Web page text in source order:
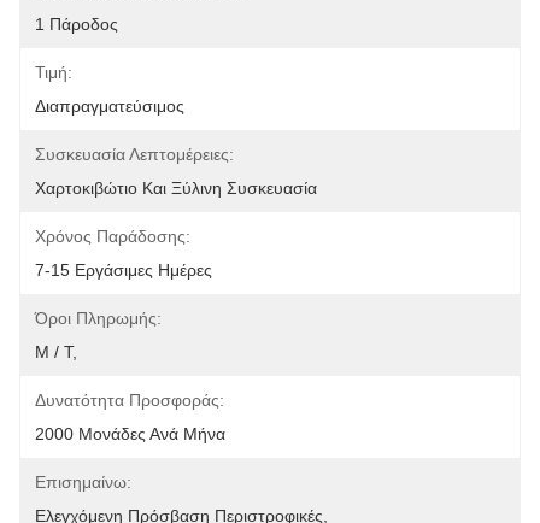
1 Πάροδος
Τιμή:
Διαπραγματεύσιμος
Συσκευασία Λεπτομέρειες:
Χαρτοκιβώτιο Και Ξύλινη Συσκευασία
Χρόνος Παράδοσης:
7-15 Εργάσιμες Ημέρες
Όροι Πληρωμής:
Μ / Τ,
Δυνατότητα Προσφοράς:
2000 Μονάδες Ανά Μήνα
Επισημαίνω:
Ελεγχόμενη Πρόσβαση Περιστροφικές